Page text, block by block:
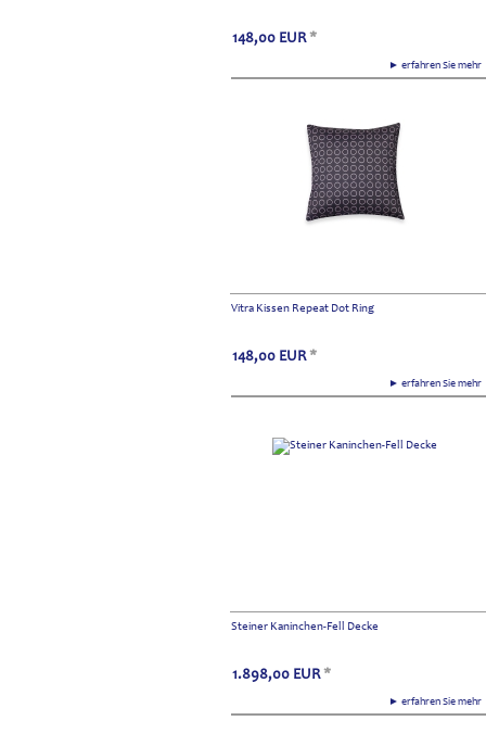
► erfahren Sie
148,00 EUR *
Vitra Kissen Repeat Dot Ring
► erfahren Sie
148,00 EUR *
Steiner Kaninchen-Fell Decke
► erfahren Sie
1.898,00 EUR *